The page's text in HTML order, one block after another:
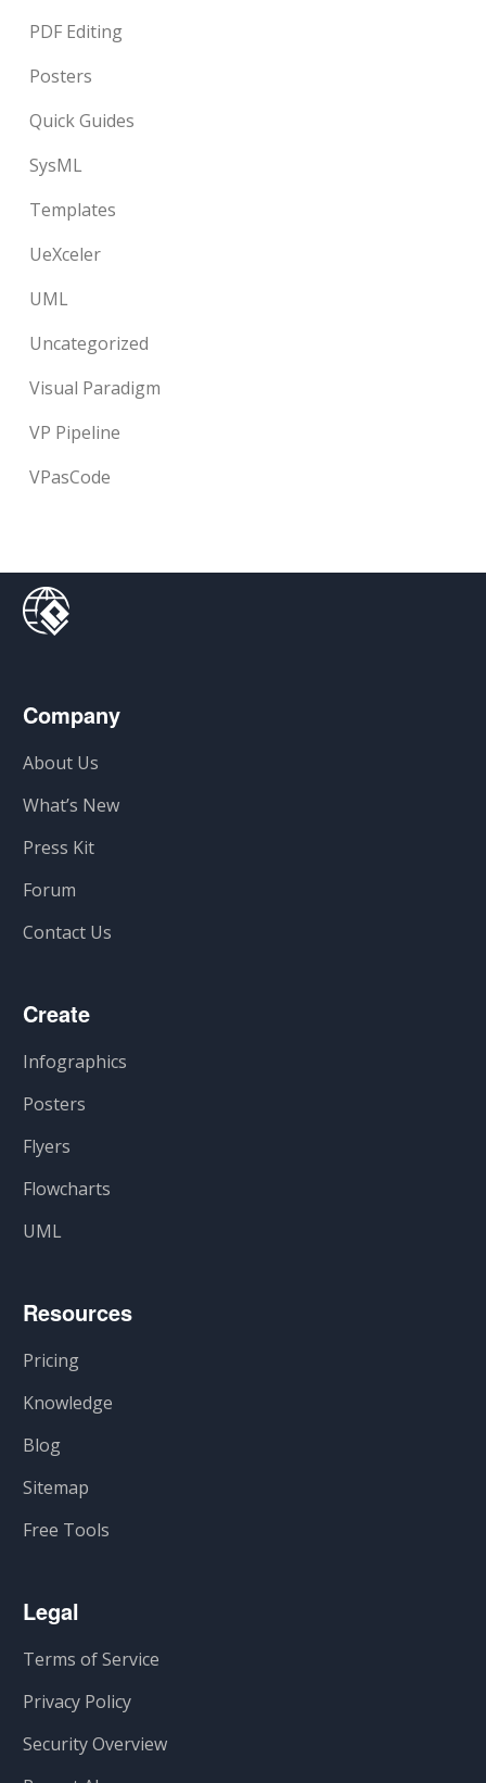
PDF Editing
Posters
Quick Guides
SysML
Templates
UeXceler
UML
Uncategorized
Visual Paradigm
VP Pipeline
VPasCode
Company
About Us
What’s New
Press Kit
Forum
Contact Us
Create
Infographics
Posters
Flyers
Flowcharts
UML
Resources
Pricing
Knowledge
Blog
Sitemap
Free Tools
Legal
Terms of Service
Privacy Policy
Security Overview